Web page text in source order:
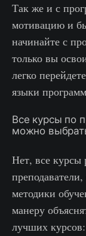
Так же и с
мотивацию и
начинайте с
только вы
легко
языки
Все курсы по
можно
Нет, все курсы
методики
манеру
лучших